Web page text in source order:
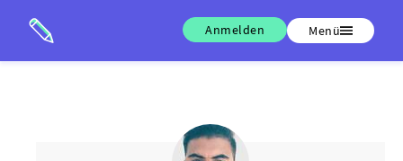
Anmelden Menü